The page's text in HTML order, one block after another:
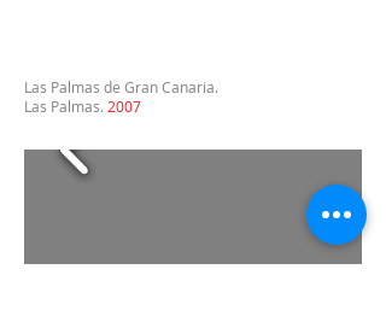
Las Palmas de Gran Canaria.
Las Palmas. 2007